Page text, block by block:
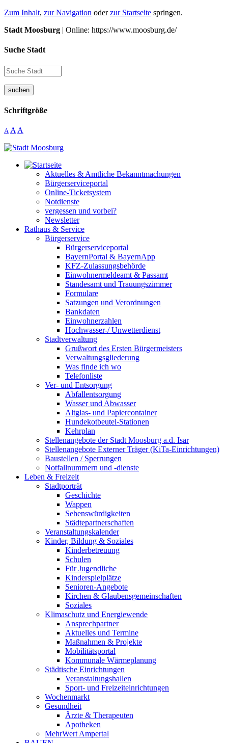
Zum Inhalt, zur Navigation oderzur Startseite springen.
Stadt Moosburg | Online: https://www.moosburg.de/
Suche Stadt
suchen
Schriftgröße
A A A
Aktuelles & Amtliche Bekanntmachungen
Bürgerserviceportal
Online-Ticketsystem
Notdienste
vergessen und vorbei?
Newsletter
Rathaus & Service
Bürgerservice
Bürgerserviceportal
BayernPortal & BayernApp
KFZ-Zulassungsbehörde
Einwohnermeldeamt & Passamt
Standesamt und Trauungszimmer
Formulare
Satzungen und Verordnungen
Bankdaten
Einwohnerzahlen
Hochwasser-/ Unwetterdienst
Stadtverwaltung
Grußwort des Ersten Bürgermeisters
Verwaltungsgliederung
Was finde ich wo
Telefonliste
Ver- und Entsorgung
Abfallentsorgung
Wasser und Abwasser
Altglas- und Papiercontainer
Hundekotbeutel-Stationen
Kehrplan
Stellenangebote der Stadt Moosburg a.d. Isar
Stellenangebote Externer Träger (KiTa-Einrichtungen)
Baustellen / Sperrungen
Notfallnummern und -dienste
Leben & Freizeit
Stadtporträt
Geschichte
Wappen
Sehenswürdigkeiten
Städtepartnerschaften
Veranstaltungskalender
Kinder, Bildung & Soziales
Kinderbetreuung
Schulen
Für Jugendliche
Kinderspielplätze
Senioren-Angebote
Kirchen & Glaubensgemeinschaften
Soziales
Klimaschutz und Energiewende
Ansprechpartner
Aktuelles und Termine
Maßnahmen & Projekte
Mobilitätsportal
Kommunale Wärmeplanung
Städtische Einrichtungen
Veranstaltungshallen
Sport- und Freizeiteinrichtungen
Wochenmarkt
Gesundheit
Ärzte & Therapeuten
Apotheken
MehrWert Ampertal